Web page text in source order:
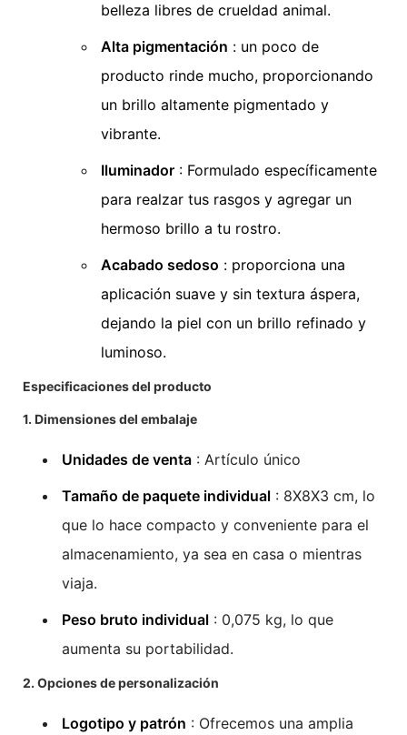
belleza libres de crueldad animal.
Alta pigmentación : un poco de
producto rinde mucho, proporcionando
un brillo altamente pigmentado y
vibrante.
Iluminador : Formulado específicamente
para realzar tus rasgos y agregar un
hermoso brillo a tu rostro.
Acabado sedoso : proporciona una
aplicación suave y sin textura áspera,
dejando la piel con un brillo refinado y
luminoso.
Especificaciones del producto
1. Dimensiones del embalaje
Unidades de venta : Artículo único
Tamaño de paquete individual : 8X8X3 cm, lo
que lo hace compacto y conveniente para el
almacenamiento, ya sea en casa o mientras
viaja.
Peso bruto individual : 0,075 kg, lo que
aumenta su portabilidad.
2. Opciones de personalización
Logotipo y patrón : Ofrecemos una amplia